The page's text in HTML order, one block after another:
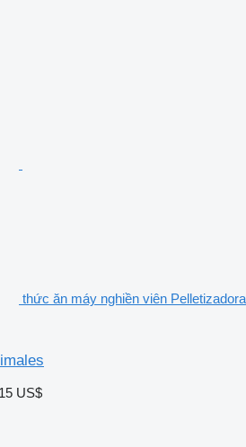
thức ăn máy nghiền viên Pelletizadora
US$